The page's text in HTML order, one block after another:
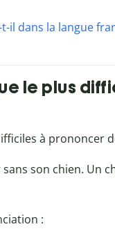
il dans la langue
le plus
à prononcer
son chien. Un
: